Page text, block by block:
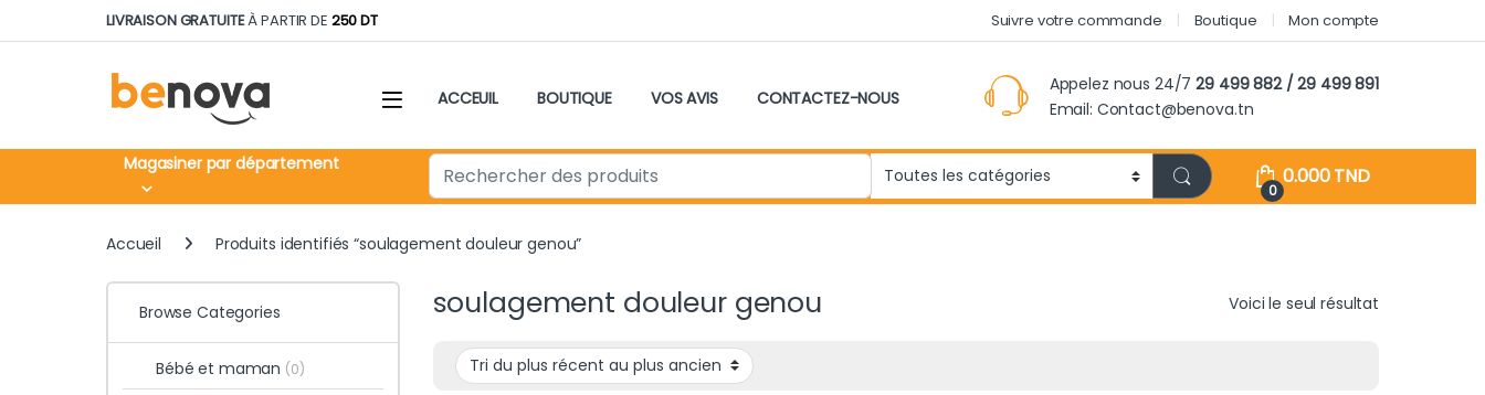
Skip to navigation
Skip to contentLIVRAISON GRATUITEÀ PARTIR DE 250 DT Suivre votre commande Boutique Mon compte
ACCEUIL BOUTIQUE VOS AVIS CONTACTEZ-NOUS
Appelez nous 24/729 499 882 / 29 499 891
Email: Contact@benova.tn
Magasiner par département Search for:
0
0.000TND
Accueil Produits identifiés “soulagement douleur genou”
soulagement douleur genou Voici le seul résultat
Browse Categories
Bébé et maman (0)